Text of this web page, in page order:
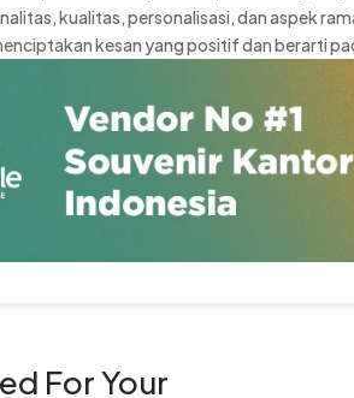
kualitas, personalisasi, dan aspek
kesan yang positif dan berarti
For Your